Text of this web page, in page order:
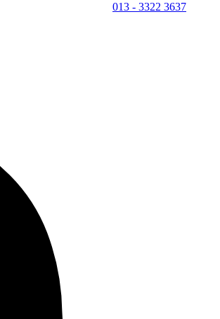
013 - 3322 3637